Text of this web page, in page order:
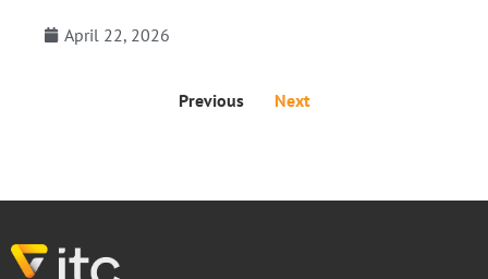
April 22, 2026
Previous Next